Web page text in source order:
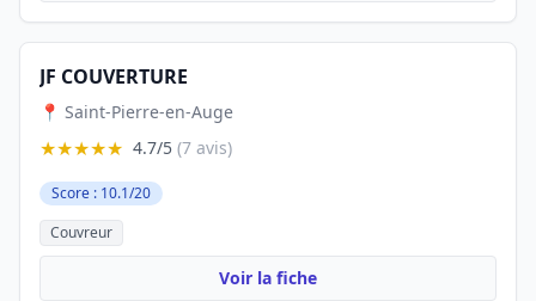
JF COUVERTURE
📍 Saint-Pierre-en-Auge
★★★★★ 4.7/5 (7 avis)
Score : 10.1/20
Couvreur
Voir la fiche